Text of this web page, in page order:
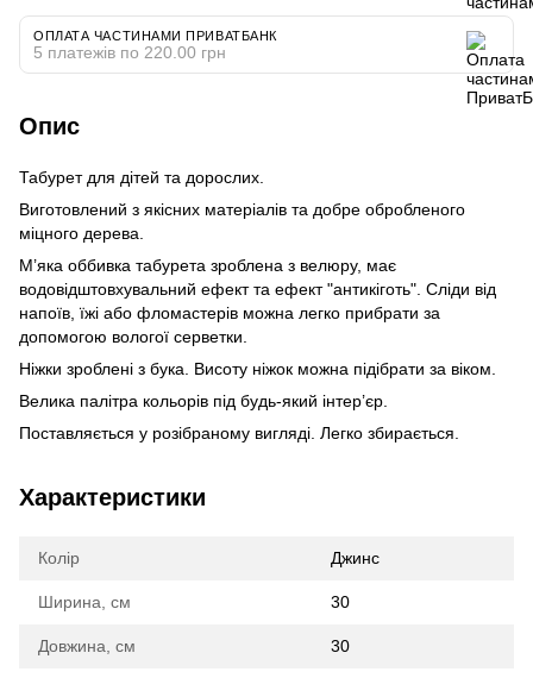
ОПЛАТА ЧАСТИНАМИ ПРИВАТБАНК
5 платежів по 220.00 грн
Опис
Табурет для дітей та дорослих.
Виготовлений з якісних матеріалів та добре обробленого
міцного дерева.
М’яка оббивка табурета зроблена з велюру, має
водовідштовхувальний ефект та ефект "антикіготь". Сліди від
напоїв, їжі або фломастерів можна легко прибрати за
допомогою вологої серветки.
Ніжки зроблені з бука. Висоту ніжок можна підібрати за віком.
Велика палітра кольорів під будь-який інтер’єр.
Поставляється у розібраному вигляді. Легко збирається.
Характеристики
Колір Джинс
Ширина, см 30
Довжина, см 30